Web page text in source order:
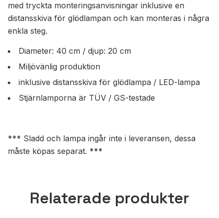
med tryckta monteringsanvisningar inklusive en
distansskiva för glödlampan och kan monteras i några
enkla steg.
Diameter: 40 cm / djup: 20 cm
Miljövänlig produktion
inklusive distansskiva för glödlampa / LED-lampa
Stjärnlamporna är TÜV / GS-testade
*** Sladd och lampa ingår inte i leveransen, dessa
måste köpas separat. ***
Relaterade produkter